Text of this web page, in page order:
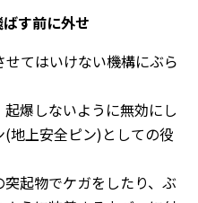
す前に外せ
てはいけない機構にぶら
爆しないように無効にし
地上安全ピン)としての役
起物でケガをしたり、ぶ